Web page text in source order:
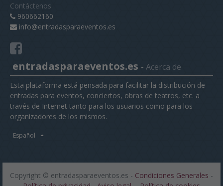
Contáctenos
960662160
info@entradasparaeventos.es
entradasparaeventos.es - Acerca de
Esta plataforma está pensada para facilitar la distribución de
entradas para eventos, conciertos, obras de teatros, etc. a
través de Internet tanto para los usuarios como para los
organizadores de los mismos.
Español
Copyright © entradasparaeventos.es - Condiciones Generales -